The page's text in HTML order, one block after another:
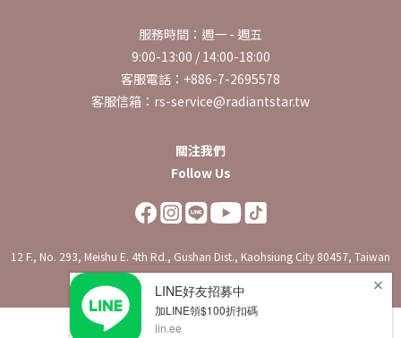
服務時間：週一 - 週五
9:00-13:00 / 14:00-18:00
客服電話：+886-7-2695578
客服信箱：rs-service@radiantstar.tw
關注我們
Follow Us
12 F., No. 293, Meishu E. 4th Rd., Gushan Dist., Kaohsiung City 80457, Taiwan